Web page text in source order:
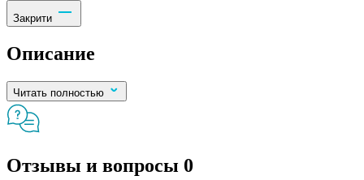
Закрити
Описание
Читать полностью
Отзывы и вопросы 0